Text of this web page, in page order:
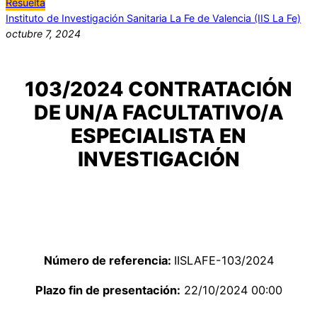
Resuelta
Instituto de Investigación Sanitaria La Fe de Valencia (IIS La Fe)
octubre 7, 2024
103/2024 CONTRATACIÓN
DE UN/A FACULTATIVO/A
ESPECIALISTA EN
INVESTIGACIÓN
Número de referencia: IISLAFE-103/2024
Plazo fin de presentación: 22/10/2024 00:00